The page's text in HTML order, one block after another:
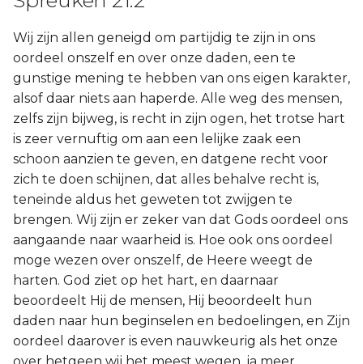
Wij zijn allen geneigd om partijdig te zijn in ons
oordeel onszelf en over onze daden, een te
gunstige mening te hebben van ons eigen karakter,
alsof daar niets aan haperde. Alle weg des mensen,
zelfs zijn bijweg, is recht in zijn ogen, het trotse hart
is zeer vernuftig om aan een lelijke zaak een
schoon aanzien te geven, en datgene recht voor
zich te doen schijnen, dat alles behalve recht is,
teneinde aldus het geweten tot zwijgen te
brengen. Wij zijn er zeker van dat Gods oordeel ons
aangaande naar waarheid is. Hoe ook ons oordeel
moge wezen over onszelf, de Heere weegt de
harten. God ziet op het hart, en daarnaar
beoordeelt Hij de mensen, Hij beoordeelt hun
daden naar hun beginselen en bedoelingen, en Zijn
oordeel daarover is even nauwkeurig als het onze